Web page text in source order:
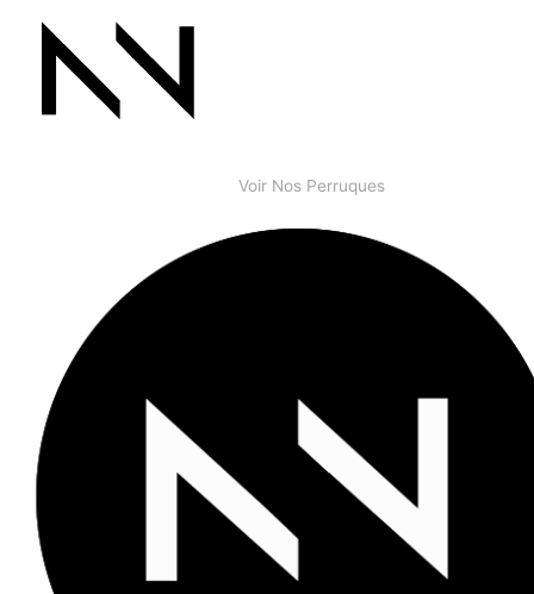
Voir Nos Perruques